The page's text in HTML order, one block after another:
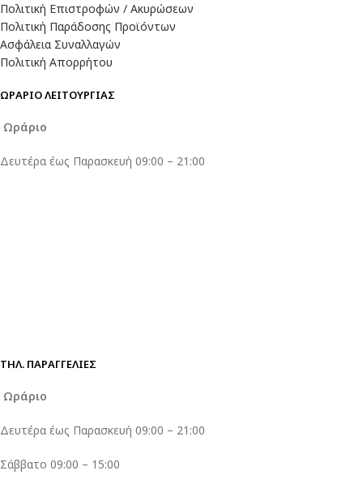
Πολιτική Επιστροφών / Ακυρώσεων
Πολιτική Παράδοσης Προϊόντων
Ασφάλεια Συναλλαγών
Πολιτική Απορρήτου
ΩΡΑΡΙΟ ΛΕΙΤΟΥΡΓΙΑΣ
Ωράριο
Δευτέρα έως Παρασκευή 09:00 – 21:00
ΤΗΛ. ΠΑΡΑΓΓΕΛΊΕΣ
Ωράριο
Δευτέρα έως Παρασκευή 09:00 – 21:00
Σάββατο 09:00 – 15:00